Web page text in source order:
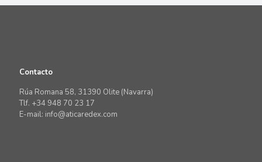
Contacto
Rúa Romana 58, 31390 Olite (Navarra)
Tlf. +34 948 70 23 17
E-mail: info@aticaredex.com